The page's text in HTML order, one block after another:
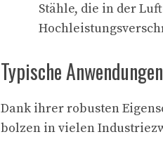
Stähle, die in der
Typische
Dank ihrer robusten
bolzen in vielen